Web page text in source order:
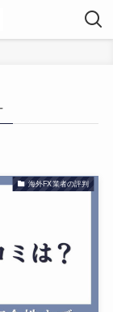
海外FX業者の評判